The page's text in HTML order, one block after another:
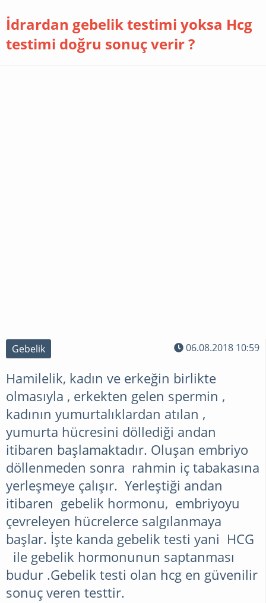
İdrardan gebelik testimi yoksa Hcg
testimi doğru sonuç verir ?
Gebelik 06.08.2018 10:59
Hamilelik, kadın ve erkeğin birlikte
olmasıyla , erkekten gelen spermin ,
kadının yumurtalıklardan atılan ,
yumurta hücresini döllediği andan
itibaren başlamaktadır. Oluşan embriyo
döllenmeden sonra rahmin iç tabakasına
yerleşmeye çalışır. Yerleştiği andan
itibaren gebelik hormonu, embriyoyu
çevreleyen hücrelerce salgılanmaya
başlar. İşte kanda gebelik testi yani HCG
ile gebelik hormonunun saptanması
budur .Gebelik testi olan hcg en güvenilir
sonuç veren testtir.